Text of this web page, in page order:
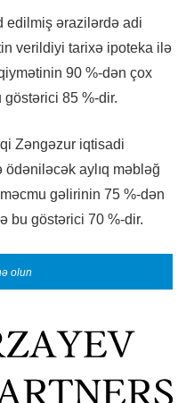
edilmiş ərazilərdə adi
verildiyi tarixə ipoteka ilə
90 %-dən çox
göstərici 85 %-dir.
Zəngəzur iqtisadi
ödəniləcək aylıq məbləğ
gəlirinin 75 %-dən
bu göstərici 70 %-dir.
olun